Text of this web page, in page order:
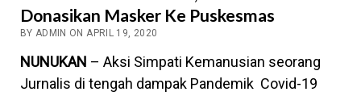
Donasikan Masker Ke Puskesmas
BY ADMIN ON APRIL 19, 2020
NUNUKAN – Aksi Simpati Kemanusian seorang
Jurnalis di tengah dampak Pandemik Covid-19